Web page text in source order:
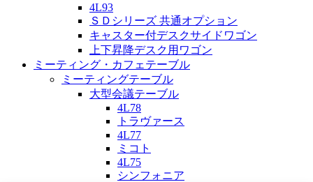
4L93
ＳＤシリーズ 共通オプション
キャスター付デスクサイドワゴン
上下昇降デスク用ワゴン
ミーティング・カフェテーブル
ミーティングテーブル
大型会議テーブル
4L78
トラヴァース
4L77
ミコト
4L75
シンフォニア